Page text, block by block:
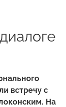
встречу с
На